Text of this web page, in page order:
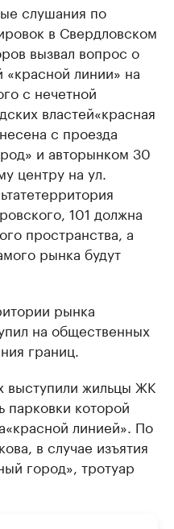
слушания по
в Свердловском
вызвал вопрос о
линии» на
с нечетной
властей«красная
с проезда
и авторынком 30
центру на ул.
территория
101 должна
пространства, а
рынка будут
рынка
на общественных
границ.
выступили жильцы ЖК
парковки которой
«красной линией». По
в случае изъятия
город», тротуар